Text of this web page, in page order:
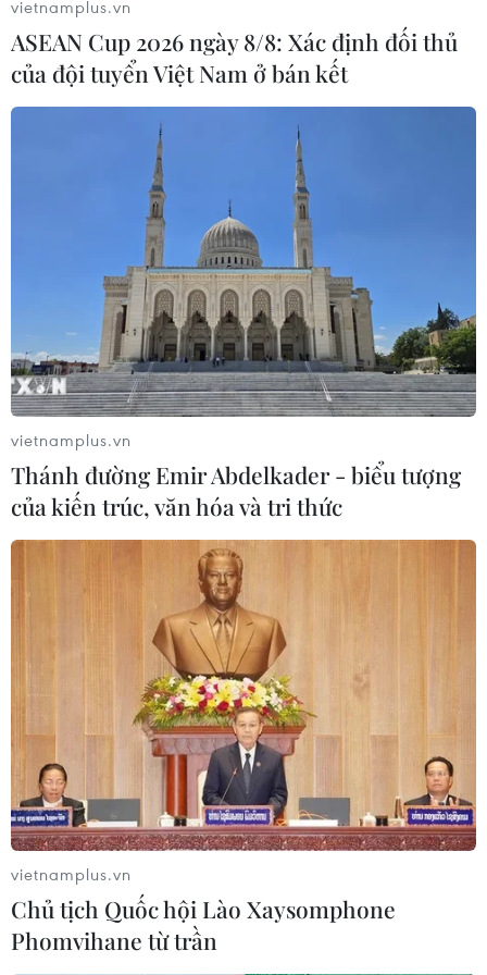
Bỉ đối đầu Đan Mạch: Trận đấu quan
trọng của 'Những chú lính chì'
17/06/2021 03:25
Trận đấu với đội tuyển Bỉ có ý nghĩa vô cùng quan trọng,
quyết định đến "số phận" của đội tuyển Đan Mạch tại
vòng chung kết EURO 2020.
EURO 2020: Dries Mertens hướng tới câu
lạc 100 của đội tuyển Bỉ
17/06/2021 04:11
Nếu được ra sân trong trận Đan Mạch-Bỉ vào tối nay,
Dries Mertens sẽ đạt thành tích 100 lần khoác khoác áo
đội tuyển quốc gia, sau Jan Vertonghen, Axel Witsel,
Eden Hazard và Toby Alderweireld.
vietnamplus.vn
ASEAN Cup 2026 ngày 8/8: Xác định đối thủ
của đội tuyển Việt Nam ở bán kết
vietnamplus.vn
Thánh đường Emir Abdelkader - biểu tượng
của kiến trúc, văn hóa và tri thức
vietnamplus.vn
Chủ tịch Quốc hội Lào Xaysomphone
Phomvihane từ trần